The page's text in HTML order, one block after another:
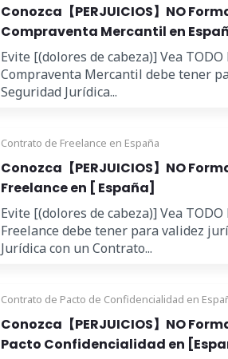
Conozca【PERJUICIOS】NO
Compraventa Mercantil en
Evite [(dolores de cabeza)] Vea
Compraventa Mercantil debe tener
Seguridad Jurídica...
Contrato de Freelance en España
Conozca【PERJUICIOS】NO
Freelance en [ España]
Evite [(dolores de cabeza)] Vea
Freelance debe tener para validez
Jurídica con un Contrato...
Contrato de Pacto de Confidencialidad en
Conozca【PERJUICIOS】NO
Pacto Confidencialidad en